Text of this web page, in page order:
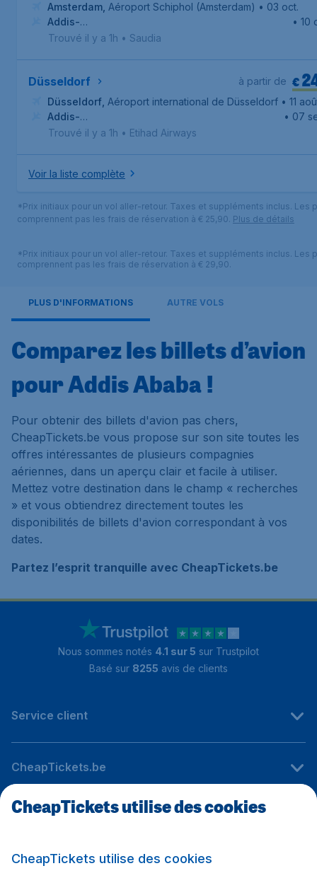
Amsterdam Aéroport Schiphol (Amsterdam) • 03 oct.
Addis-
Abeba, Aéroport international Bole d’Addis Abeba
• 10
Trouvé il y a 1h • Saudia
Düsseldorf €
à partir de
Düsseldorf Aéroport international de Düsseldorf • 11
Addis-
Abeba, Aéroport international Bole d’Addis Abeba
• 07
Trouvé il y a 1h • Etihad Airways
Voir la liste complète
*Prix initiaux pour un vol aller-retour. Taxes et suppléments inclus. Les
comprennent pas les frais de réservation à € 25,90. Plus de détails
*Prix initiaux pour un vol aller-retour. Taxes et suppléments inclus. Les
comprennent pas les frais de réservation à € 29,90.
PLUS D'INFORMATIONS AUTRE VOLS
Comparez les billets d’avion
pour Addis Ababa !
Pour obtenir des billets d'avion pas chers,
CheapTickets.be vous propose sur son site toutes les
offres intéressantes de plusieurs compagnies
aériennes, dans un aperçu clair et facile à utiliser.
Mettez votre destination dans le champ « recherches
» et vous obtiendrez directement toutes les
disponibilités de billets d'avion correspondant à vos
dates.
Partez l’esprit tranquille avec CheapTickets.be
Nous sommes notés 4.1 sur 5 sur Trustpilot
Basé sur 8255 avis de clients
Service client
CheapTickets.be
Sites internationaux
Suivez CheapTickets.be
CheapTickets utilise des cookies
CheapTickets utilise des cookies